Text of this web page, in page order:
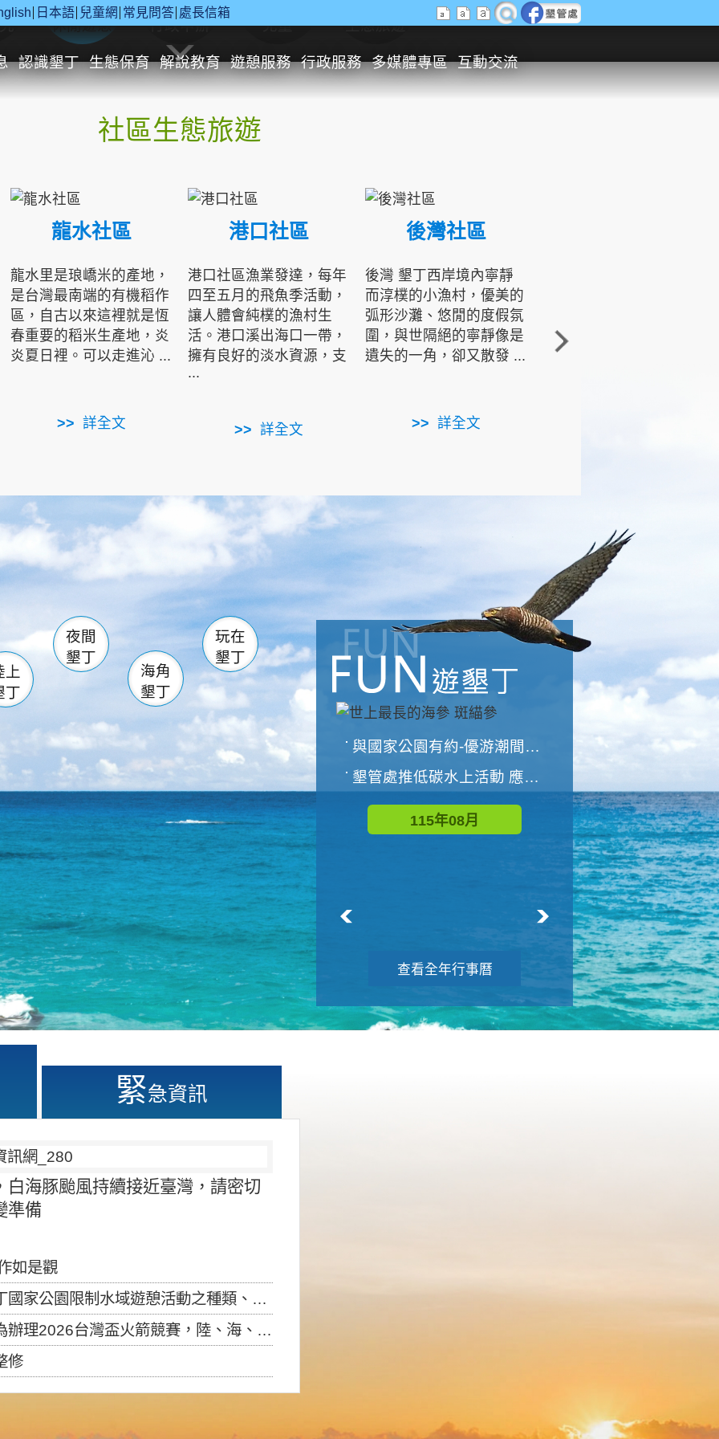
日本語 兒童網 常見問答 處長信箱
認識墾丁 生態保育 解說教育 遊憩服務 行政服務 多媒體專區 互動交流
休閒遊憩 行政申辦 兒童 生態旅遊
社區生態旅遊
龍水社區
龍水里是琅嶠米的產地，
是台灣最南端的有機稻作
區，自古以來這裡就是恆
春重要的稻米生產地，炎
炎夏日裡。可以走進沁 ...
詳全文
港口社區
港口社區漁業發達，每年
四至五月的飛魚季活動，
讓人體會純樸的漁村生
活。港口溪出海口一帶，
擁有良好的淡水資源，支
...
詳全文
後灣社區
後灣 墾丁西岸境內寧靜
而淳樸的小漁村，優美的
弧形沙灘、悠閒的度假氛
圍，與世隔絕的寧靜像是
遺失的一角，卻又散發 ...
詳全文
角的端點，冬季海浪拍打
著礁岸，旺盛的侵蝕作
南仁湖
滿州 佳樂水
森林遊樂區
墾管處遊客中心
社頂公園 風吹沙
船帆石 龍磐公園
香蕉灣 龍坑
鵝鑾鼻
上
丁
夜間
墾丁
海角
墾丁
玩在
墾丁
與國家公園有約-優游潮間探險者
墾管處推低碳水上活動 應屆畢業生限額免費參加
115年08月
世界地球清潔日 墾管處辦理「2026年墾丁國家公園沙灘淨灘活動
115年09月
查看全年行事曆
緊急資訊
海豚颱風持續接近臺灣，請密切
準備
如是觀
制水域遊憩活動之種類、範圍、時間及行為」，自即日生效。
盃火箭競賽，陸、海、空域警戒及協調相關事宜，因颱風備案事宜
修